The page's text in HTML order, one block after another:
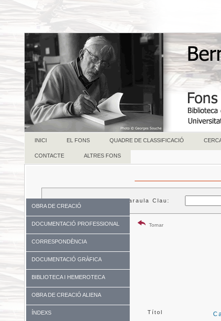
INICI EL FONS QUADRE DE CLASSIFICACIÓ
CONTACTE ALTRES FONS
OBRA DE CREACIÓ
DOCUMENTACIÓ PROFESSIONAL
CORRESPONDÈNCIA
DOCUMENTACIÓ GRÀFICA
BIBLIOTECA I HEMEROTECA
OBRA DE CREACIÓ ALIENA
ÍNDEXS
Paraula Clau:
Tornar
Títol